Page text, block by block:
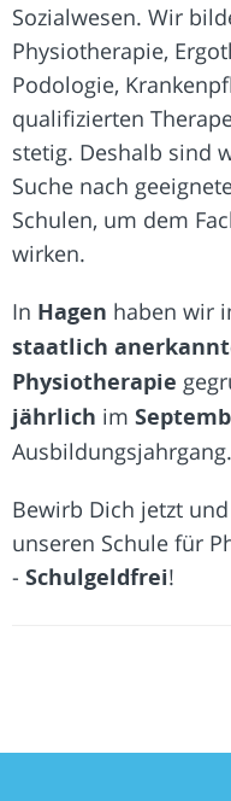
Sozialwesen. Wir
Physiotherapie,
Podologie,
qualifizierten
stetig. Deshalb sind
Suche nach
Schulen, um dem
wirken.
In Hagen haben wir
staatlich
Physiotherapie
jährlich im
Ausbildungsjahrgang.
Bewirb Dich jetzt
unseren Schule für
- Schulgeldfrei!